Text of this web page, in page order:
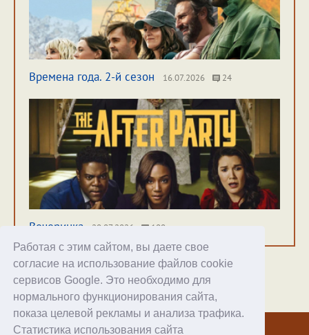
Работая с этим сайтом, вы даете свое
согласие на использование файлов cookie
сервисов Google. Это необходимо для
нормального функционирования сайта,
показа целевой рекламы и анализа трафика.
Статистика использования сайта
Времена года. 2-й сезон 16.07.2026 24
Вечеринка 20.07.2026 100
Хостинг
© 1998–2026 Alex Exler